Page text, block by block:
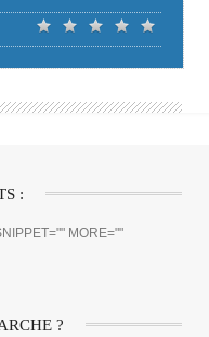
:
MORE=""
?